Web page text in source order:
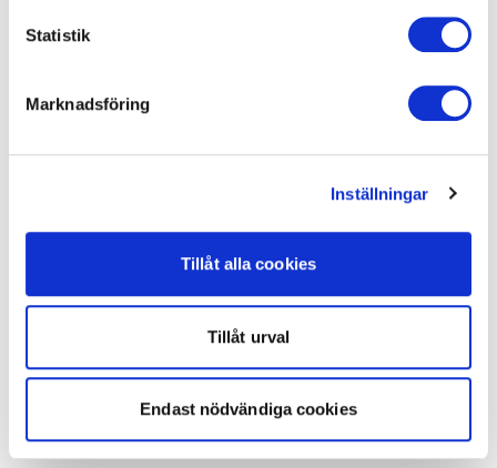
Statistik
Marknadsföring
Inställningar
Tillåt alla cookies
Tillåt urval
Endast nödvändiga cookies